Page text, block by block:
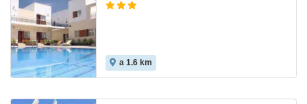
a 1.6 km